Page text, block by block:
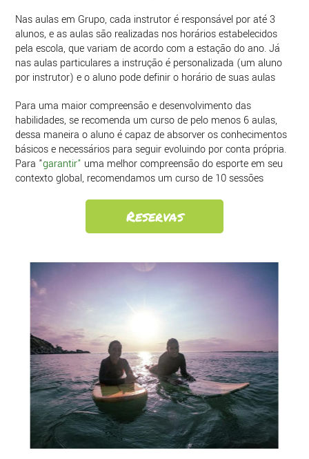
Nas aulas em Grupo, cada instrutor é responsável por até 3
alunos, e as aulas são realizadas nos horários estabelecidos
pela escola, que variam de acordo com a estação do ano. Já
nas aulas particulares a instrução é personalizada (um aluno
por instrutor) e o aluno pode definir o horário de suas aulas
Para uma maior compreensão e desenvolvimento das
habilidades, se recomenda um curso de pelo menos 6 aulas,
dessa maneira o aluno é capaz de absorver os conhecimentos
básicos e necessários para seguir evoluindo por conta própria.
Para "garantir" uma melhor compreensão do esporte em seu
contexto global, recomendamos um curso de 10 sessões
Reservas